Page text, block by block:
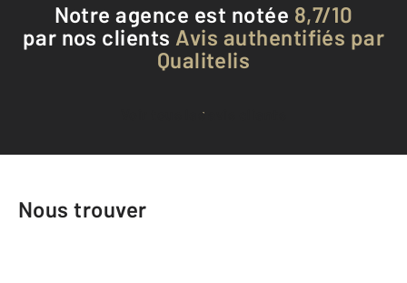
Notre agence est notée 8,7/10
par nos clients Avis authentifiés par
Qualitelis
Voir tous les avis clients
Nous trouver